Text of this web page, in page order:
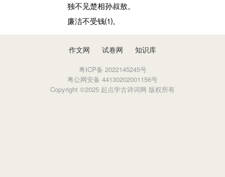
独不见楚相孙叔敖。
廉洁不受钱⑴。
作文网 试卷网 知识库
粤ICP备 2022145245号
粤公网安备 44130202001156号
Copyright ©2025 起点学古诗词网 版权所有